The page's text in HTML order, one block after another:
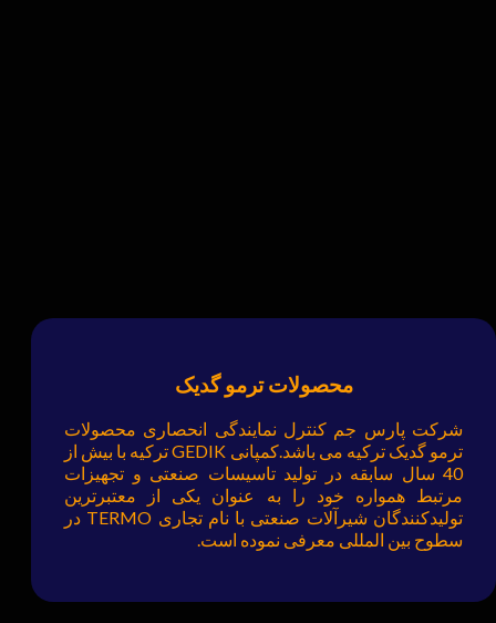
محصولات ترمو گدیک
شرکت پارس جم کنترل نمایندگی انحصاری محصولات
ترمو گدیک ترکیه می باشد.کمپانی GEDIK ترکیه با بیش از
40 سال سابقه در تولید تاسیسات صنعتی و تجهیزات
مرتبط همواره خود را به عنوان یکی از معتبرترین
تولیدکنندگان شیرآلات صنعتی با نام تجاری TERMO در
سطوح بین المللی معرفی نموده است.